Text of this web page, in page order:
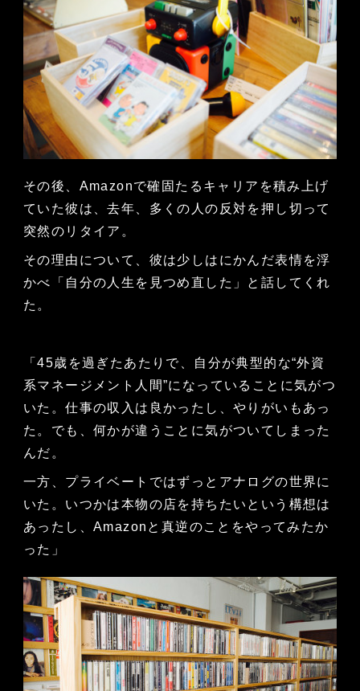
その後、Amazonで確固たるキャリアを積み上げ
ていた彼は、去年、多くの人の反対を押し切って
突然のリタイア。
その理由について、彼は少しはにかんだ表情を浮
かべ「自分の人生を見つめ直した」と話してくれ
た。
「45歳を過ぎたあたりで、自分が典型的な“外資
系マネージメント人間”になっていることに気がつ
いた。仕事の収入は良かったし、やりがいもあっ
た。でも、何かが違うことに気がついてしまった
んだ。
一方、プライベートではずっとアナログの世界に
いた。いつかは本物の店を持ちたいという構想は
あったし、Amazonと真逆のことをやってみたか
った」